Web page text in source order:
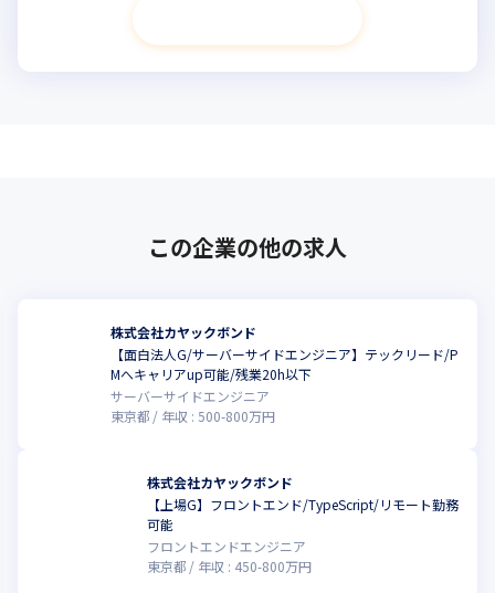
この企業の他の求人
株式会社カヤックボンド
【面白法人G/サーバーサイドエンジニア】テックリード/P
Mへキャリアup可能/残業20h以下
サーバーサイドエンジニア
東京都
年収 : 500-800万円
株式会社カヤックボンド
【上場G】フロントエンド/TypeScript/リモート勤務
可能
フロントエンドエンジニア
東京都
年収 : 450-800万円